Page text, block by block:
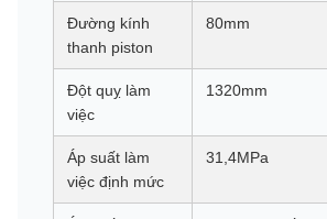
Đường kính
thanh piston
80mm
Đột quỵ làm
việc
1320mm
Áp suất làm
việc định mức
31,4MPa